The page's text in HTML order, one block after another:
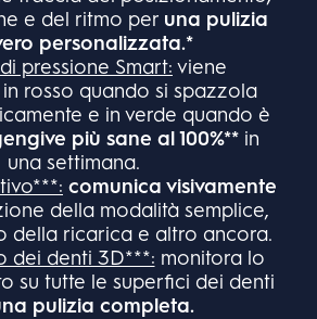
e del ritmo per una pulizia
personalizzata.*
pressione Smart: viene
rosso quando si spazzola
e in verde quando è
più sane al 100%** in
una settimana.
comunica visivamente
della modalità semplice,
della ricarica e altro ancora.
dei denti 3D***: monitora lo
su tutte le superfici dei denti
pulizia completa.